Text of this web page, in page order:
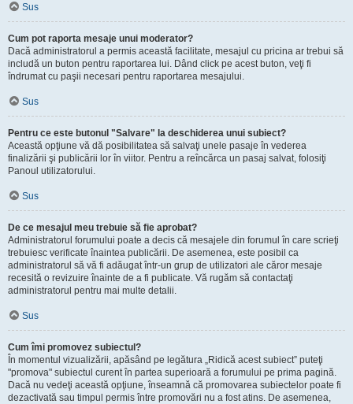
Sus
Cum pot raporta mesaje unui moderator?
Dacă administratorul a permis această facilitate, mesajul cu pricina ar trebui să
includă un buton pentru raportarea lui. Dând click pe acest buton, veţi fi
îndrumat cu paşii necesari pentru raportarea mesajului.
Sus
Pentru ce este butonul "Salvare" la deschiderea unui subiect?
Această opţiune vă dă posibilitatea să salvaţi unele pasaje în vederea
finalizării şi publicării lor în viitor. Pentru a reîncărca un pasaj salvat, folosiţi
Panoul utilizatorului.
Sus
De ce mesajul meu trebuie să fie aprobat?
Administratorul forumului poate a decis că mesajele din forumul în care scrieţi
trebuiesc verificate înaintea publicării. De asemenea, este posibil ca
administratorul să vă fi adăugat într-un grup de utilizatori ale căror mesaje
recesită o revizuire înainte de a fi publicate. Vă rugăm să contactaţi
administratorul pentru mai multe detalii.
Sus
Cum îmi promovez subiectul?
În momentul vizualizării, apăsând pe legătura „Ridică acest subiect” puteţi
"promova" subiectul curent în partea superioară a forumului pe prima pagină.
Dacă nu vedeţi această opţiune, înseamnă că promovarea subiectelor poate fi
dezactivată sau timpul permis între promovări nu a fost atins. De asemenea,